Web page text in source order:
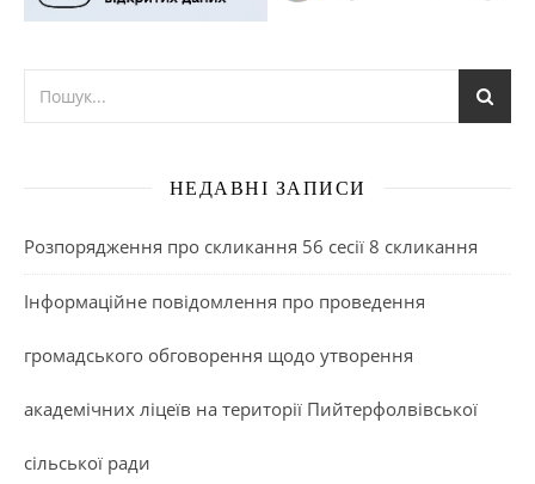
НЕДАВНІ ЗАПИСИ
Розпорядження про скликання 56 сесії 8 скликання
Інформаційне повідомлення про проведення
громадського обговорення щодо утворення
академічних ліцеїв на території Пийтерфолвівської
сільської ради